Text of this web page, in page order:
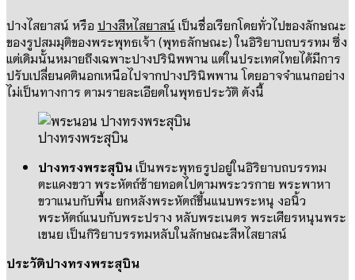
ปางไสยาสน์ หรือ ปางสีหไสยาสน์ เป็นชื่อเรียกโดยทั่วไปของลักษณะ
ของรูปสมมุติของพระพุทธเจ้า (พุทธลักษณะ)ในอิริยาบถบรรทม ซึ่ง
แต่เดิมนั้นหมายถึงเฉพาะปางปรินิพพาน แต่ในประเทศไทยได้มีการ
ปรับเปลี่ยนคตินอกเหนือไปจากปางปรินิพพาน โดยอาจจำแนกอย่าง
ไม่เป็นทางการ ตามรายละเอียดในพุทธประวัติ ดังนี้
ปางทรงพระสุบิน
ปางทรงพระสุบิน เป็นพระพุทธรูปอยู่ในอิริยาบถบรรทม
ตะแคงขวา พระหัตถ์ซ้ายทอดไปตามพระวรกาย พระพาหา
ขวาแนบกับพื้น ยกหลังพระหัตถ์ขึ้นแนบพระหนุ งอนิ้ว
พระหัตถ์แนบกับพระปราง หลับพระเนตร พระเศียรหนุนพระ
เขนย เป็นกิริยาบรรทมหลับในลักษณะสีหไสยาสน์
ประวัติปางทรงพระสุบิน